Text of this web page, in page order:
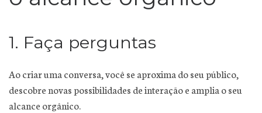
1. Faça perguntas
Ao criar uma conversa, você se aproxima do seu público,
descobre novas possibilidades de interação e amplia o seu
alcance orgânico.